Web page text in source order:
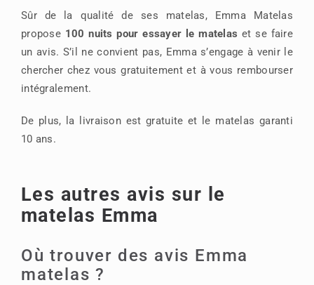
Sûr de la qualité de ses matelas, Emma Matelas
propose 100 nuits pour essayer le matelas et se faire
un avis. S’il ne convient pas, Emma s’engage à venir le
chercher chez vous gratuitement et à vous rembourser
intégralement.
De plus, la livraison est gratuite et le matelas garanti
10 ans.
Les autres avis sur le
matelas Emma
Où trouver des avis Emma
matelas ?